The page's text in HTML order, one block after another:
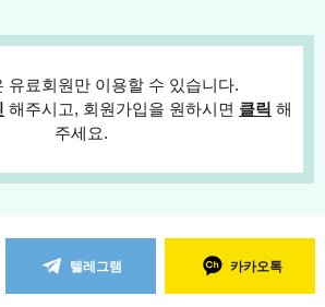
유료회원만 이용할 수 있습니다.
해주시고, 회원가입을 원하시면 클릭 해
주세요.
텔레그램 카카오톡